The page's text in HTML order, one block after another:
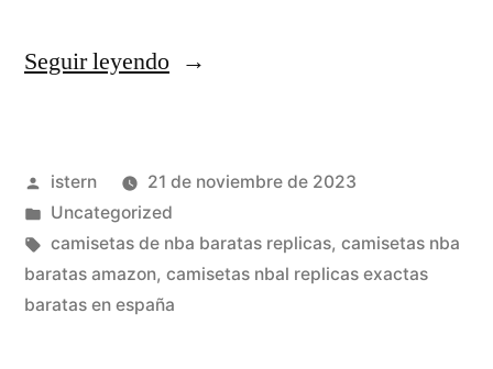
Seguir leyendo«camisetas
Publicado
por
istern
21 de noviembre de 2023
Publicado
en
Uncategorized
Etiquetas:
camisetas de nba baratas replicas, camisetas nba
baratas amazon, camisetas nbal replicas exactas
baratas en españa